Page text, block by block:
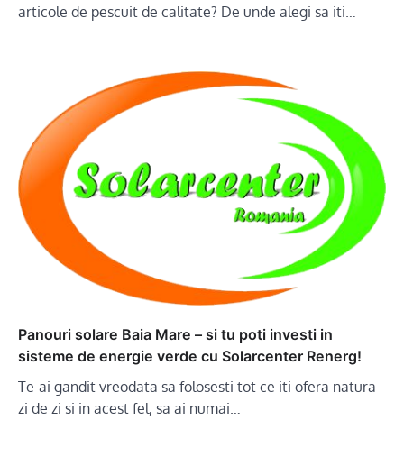
articole de pescuit de calitate? De unde alegi sa iti…
Panouri solare Baia Mare – si tu poti investi in
sisteme de energie verde cu Solarcenter Renerg!
Te-ai gandit vreodata sa folosesti tot ce iti ofera natura
zi de zi si in acest fel, sa ai numai…